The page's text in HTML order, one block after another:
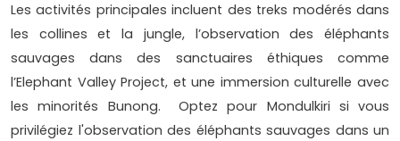
Les activités principales incluent des treks modérés dans
les collines et la jungle, l’observation des éléphants
sauvages dans des sanctuaires éthiques comme
l’Elephant Valley Project, et une immersion culturelle avec
les minorités Bunong. Optez pour Mondulkiri si vous
privilégiez l'observation des éléphants sauvages dans un